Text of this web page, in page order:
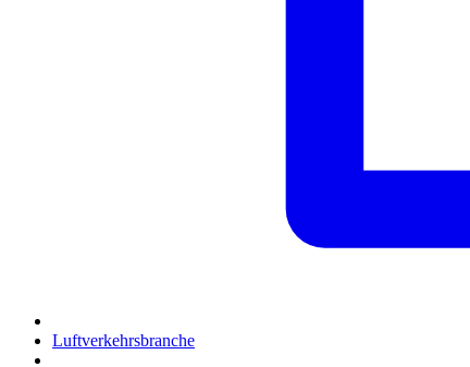
Luftverkehrsbranche